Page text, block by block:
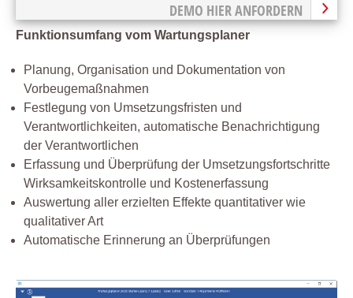
DEMO HIER ANFORDERN
Funktionsumfang vom Wartungsplaner
Planung, Organisation und Dokumentation von
Vorbeugemaßnahmen
Festlegung von Umsetzungsfristen und
Verantwortlichkeiten, automatische Benachrichtigung
der Verantwortlichen
Erfassung und Überprüfung der Umsetzungsfortschritte
Wirksamkeitskontrolle und Kostenerfassung
Auswertung aller erzielten Effekte quantitativer wie
qualitativer Art
Automatische Erinnerung an Überprüfungen